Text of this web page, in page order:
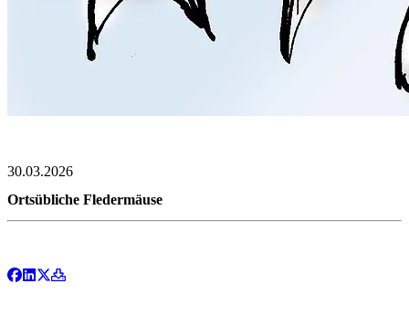
30.03.2026
Ortsübliche Fledermäuse